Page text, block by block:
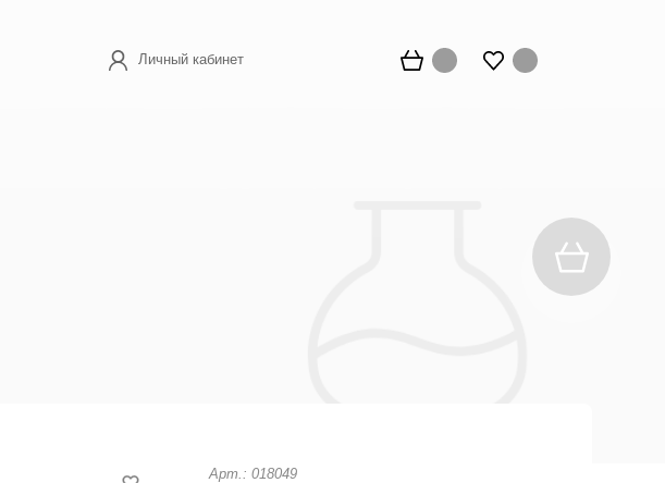
Личный кабинет
Арт.: 018049